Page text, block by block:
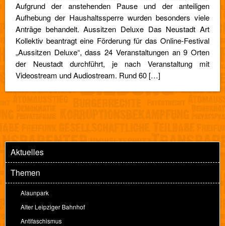
Aufgrund der anstehenden Pause und der anteiligen
Aufhebung der Haushaltssperre wurden besonders viele
Anträge behandelt. Aussitzen Deluxe Das Neustadt Art
Kollektiv beantragt eine Förderung für das Online-Festival
„Aussitzen Deluxe“, dass 24 Veranstaltungen an 9 Orten
der Neustadt durchführt, je nach Veranstaltung mit
Videostream und Audiostream. Rund 60 […]
Aktuelles
Themen
Alaunpark
Alter Leipziger Bahnhof
Antifaschismus